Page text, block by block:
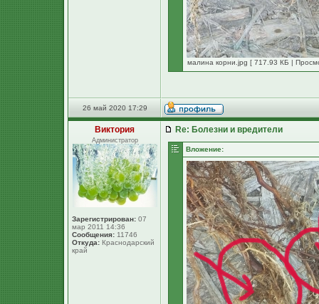
малина корни.jpg [ 717.93 КБ |
26 май 2020 17:29
Виктория
Администратор
Зарегистрирован: 07
мар 2011 14:36
Сообщения: 11746
Откуда: Краснодарский
край
Re: Болезни и вредители
Вложение: